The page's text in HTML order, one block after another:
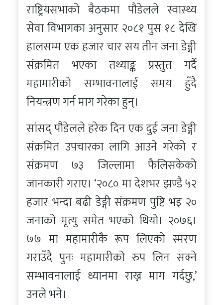
राष्ट्रियसभाको बैठकमा पौडेलले स्वास्थ्य
सेवा विभागका अनुसार २०८१ पुस १८ देखि
हालसम्म एक हजार चार सय तीन जना डेङ्गी
संक्रमित भएका तथ्याङ्क प्रस्तुत गर्दै
महामारीको सम्भावनालाई समय हुँदै
नियन्त्रण गर्न माग गरेका हुन्।
सांसद् पौडेलले हरेक दिन एक दुई जना डेङ्गी
संक्रमित उपचारका लागि आउने गरेको र
संक्रमण ७३ जिल्लामा फैलिसकेको
जानकारी गराए। ‘२०८० मा देशभर झण्डै ५२
हजार भन्दा बढी डेङ्गी संक्रमण पुष्टि भइ २०
जनाको मृत्यु समेत भएको थियो। २०७६।
७७ मा महामारीकै रूप लिएको स्मरण
गराउँदै पुनः महामारीको रुप लिन सक्ने
सम्भावनालाई ध्यानमा राख्न माग गर्दछु,’
उनले भने।